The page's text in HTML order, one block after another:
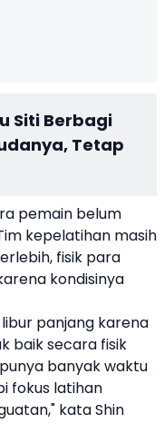
Siti Berbagi
Tetap
pemain belum
kepelatihan masih
fisik para
kondisinya
panjang karena
baik secara fisik
banyak waktu
fokus latihan
kata Shin